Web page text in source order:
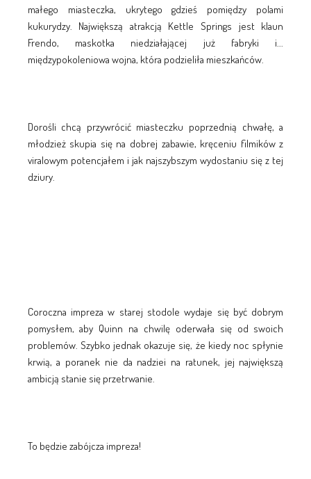
małego miasteczka, ukrytego gdzieś pomiędzy polami
kukurydzy. Największą atrakcją Kettle Springs jest klaun
Frendo, maskotka niedziałającej już fabryki i...
międzypokoleniowa wojna, która podzieliła mieszkańców.
Dorośli chcą przywrócić miasteczku poprzednią chwałę, a
młodzież skupia się na dobrej zabawie, kręceniu filmików z
viralowym potencjałem i jak najszybszym wydostaniu się z tej
dziury.
Coroczna impreza w starej stodole wydaje się być dobrym
pomysłem, aby Quinn na chwilę oderwała się od swoich
problemów. Szybko jednak okazuje się, że kiedy noc spłynie
krwią, a poranek nie da nadziei na ratunek, jej największą
ambicją stanie się przetrwanie.
To będzie zabójcza impreza!